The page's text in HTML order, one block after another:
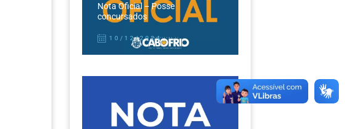
Nota Oficial – Posse
concursados
10/12/2024